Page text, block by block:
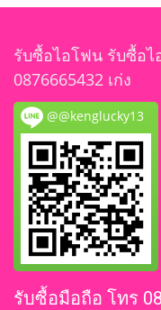
รับซื้อไอโฟน รับซื้อ
0876665432 เก่ง
@@kenglucky13
รับซื้อมือถือ โทร